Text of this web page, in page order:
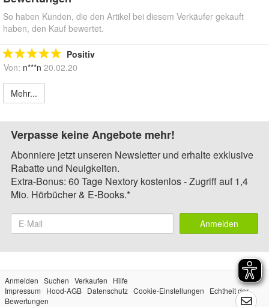
So haben Kunden, die den Artikel bei diesem Verkäufer gekauft
haben, den Kauf bewertet.
Positiv
Von: n***n 20.02.20
Mehr...
Verpasse keine Angebote mehr!
Abonniere jetzt unseren Newsletter und erhalte exklusive
Rabatte und Neuigkeiten.
Extra-Bonus: 60 Tage Nextory kostenlos - Zugriff auf 1,4
Mio. Hörbücher & E-Books.*
Anmelden
Anmelden Suchen Verkaufen
Hilfe
Impressum
Hood-AGB Datenschutz Cookie-Einstellungen
Echtheit der
Bewertungen